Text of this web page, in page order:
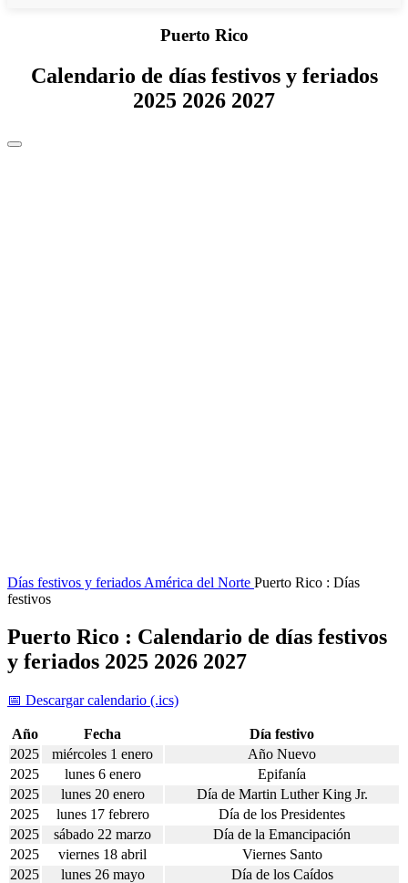
Puerto Rico
Calendario de días festivos y feriados
2025 2026 2027
Días festivos y feriados América del Norte Puerto Rico : Días
festivos
Puerto Rico : Calendario de días festivos
y feriados 2025 2026 2027
📅 Descargar calendario (.ics)
Año Fecha
Día festivo
2025
miércoles 1 enero
Año Nuevo
2025
lunes 6 enero
Epifanía
2025
lunes 20 enero
Día de Martin Luther King Jr.
2025
lunes 17 febrero
Día de los Presidentes
2025
sábado 22 marzo
Día de la Emancipación
2025
viernes 18 abril
Viernes Santo
2025
lunes 26 mayo
Día de los Caídos